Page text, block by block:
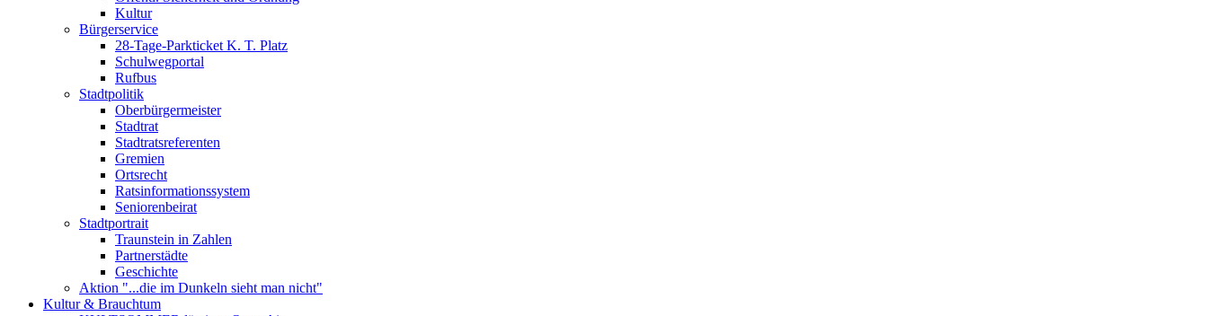
Kultur
Bürgerservice
28-Tage-Parkticket K. T. Platz
Schulwegportal
Rufbus
Stadtpolitik
Oberbürgermeister
Stadtrat
Stadtratsreferenten
Gremien
Ortsrecht
Ratsinformationssystem
Seniorenbeirat
Stadtportrait
Traunstein in Zahlen
Partnerstädte
Geschichte
Aktion "...die im Dunkeln sieht man nicht"
Kultur & Brauchtum